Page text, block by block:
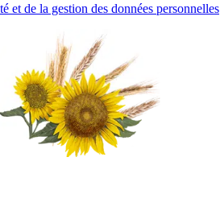
et de la gestion des données personnelles